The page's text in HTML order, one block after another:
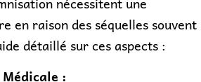
en raison des séquelles souvent
détaillé sur ces aspects :
: